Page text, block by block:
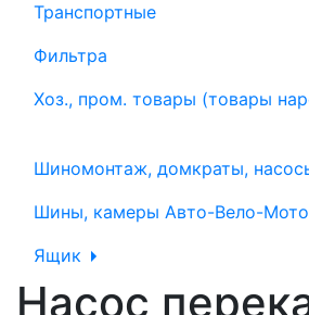
Транспортные
Фильтра
Хоз., пром. товары (товары
Шиномонтаж, домкраты,
Шины, камеры Авто-Вело-Мото
Ящик
Насос